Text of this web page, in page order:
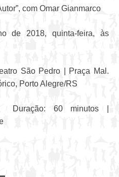
com Omar Gianmarco
de 2018, quinta-feira, às
São Pedro | Praça Mal.
Porto Alegre/RS
Duração: 60 minutos |